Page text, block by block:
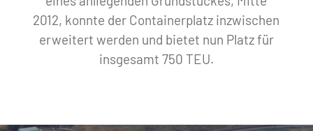
2012, konnte der Containerplatz inzwischen
erweitert werden und bietet nun Platz für
insgesamt 750 TEU.